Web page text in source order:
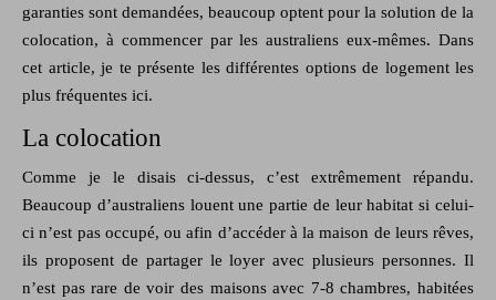
garanties sont demandées, beaucoup optent pour la solution de la
colocation, à commencer par les australiens eux-mêmes. Dans
cet article, je te présente les différentes options de logement les
plus fréquentes ici.
La colocation
Comme je le disais ci-dessus, c’est extrêmement répandu.
Beaucoup d’australiens louent une partie de leur habitat si celui-
ci n’est pas occupé, ou afin d’accéder à la maison de leurs rêves,
ils proposent de partager le loyer avec plusieurs personnes. Il
n’est pas rare de voir des maisons avec 7-8 chambres, habitées